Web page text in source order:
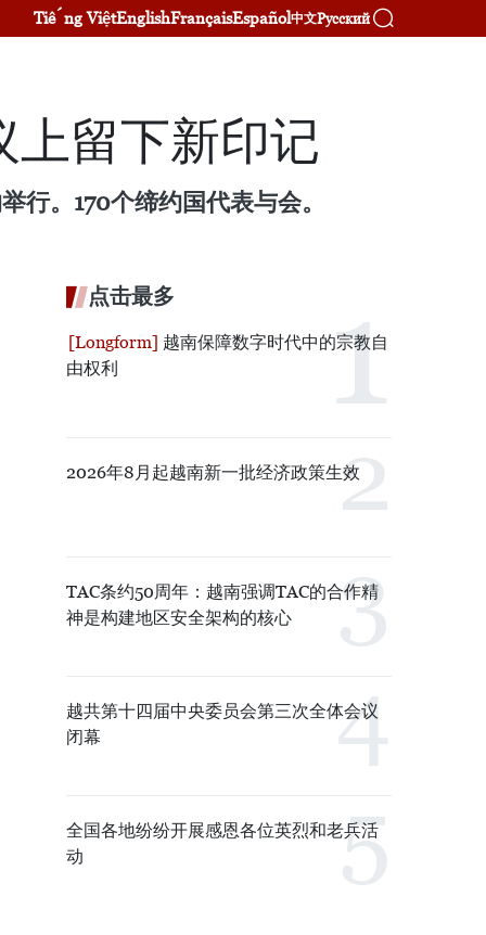
Tiếng ViệtEnglishFrançaisEspañol中文Русский
上留下新印记
行。170个缔约国代表与会。
点击最多
越南保障数字时代中的宗教自
由权利
2026年8月起越南新一批经济政策生效
TAC条约50周年：越南强调TAC的合作精
神是构建地区安全架构的核心
越共第十四届中央委员会第三次全体会议
闭幕
全国各地纷纷开展感恩各位英烈和老兵活
动